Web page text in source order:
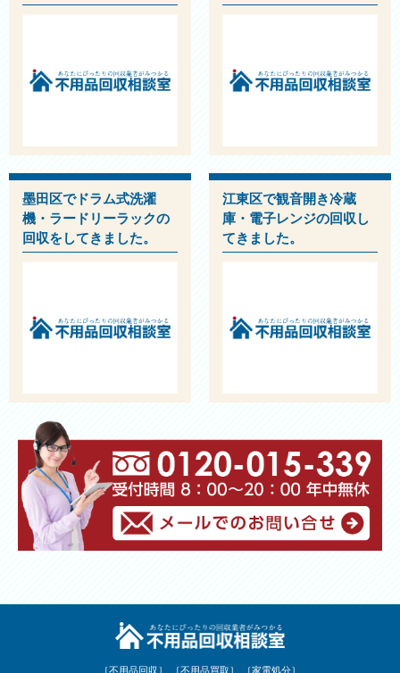
墨田区でドラム式洗濯
機・ラードリーラックの
回収をしてきました。
江東区で観音開き冷蔵
庫・電子レンジの回収し
てきました。